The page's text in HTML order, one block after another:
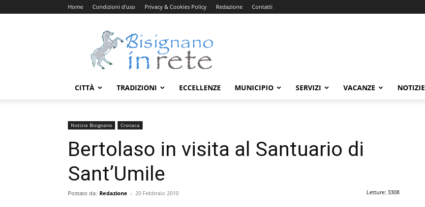
Home Condizioni d’uso Privacy & Cookies Policy Redazione Contatti
Bisignanoinrete.com
CITTÀ TRADIZIONI ECCELLENZE MUNICIPIO SERVIZI VACANZE NOTIZIE
Notizie Bisignano Cronaca
Bertolaso in visita al Santuario di
Sant’Umile
Postato da: Redazione - 20 Febbraio 2010 Letture: 3308